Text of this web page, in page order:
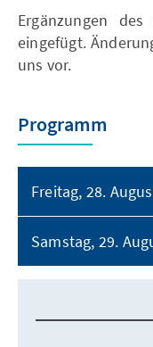
Ergänzungen
eingefügt.
uns vor.
Programm
Freitag, 28.
Samstag, 29.